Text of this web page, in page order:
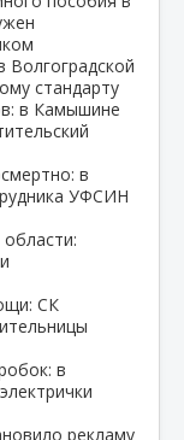
Волгоградской
стандарту
в Камышине
в
УФСИН
СК
в
рекламу